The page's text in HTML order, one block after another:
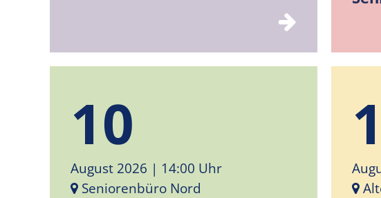
10
August 2026 | 14:00 Uhr
Seniorenbüro Nord